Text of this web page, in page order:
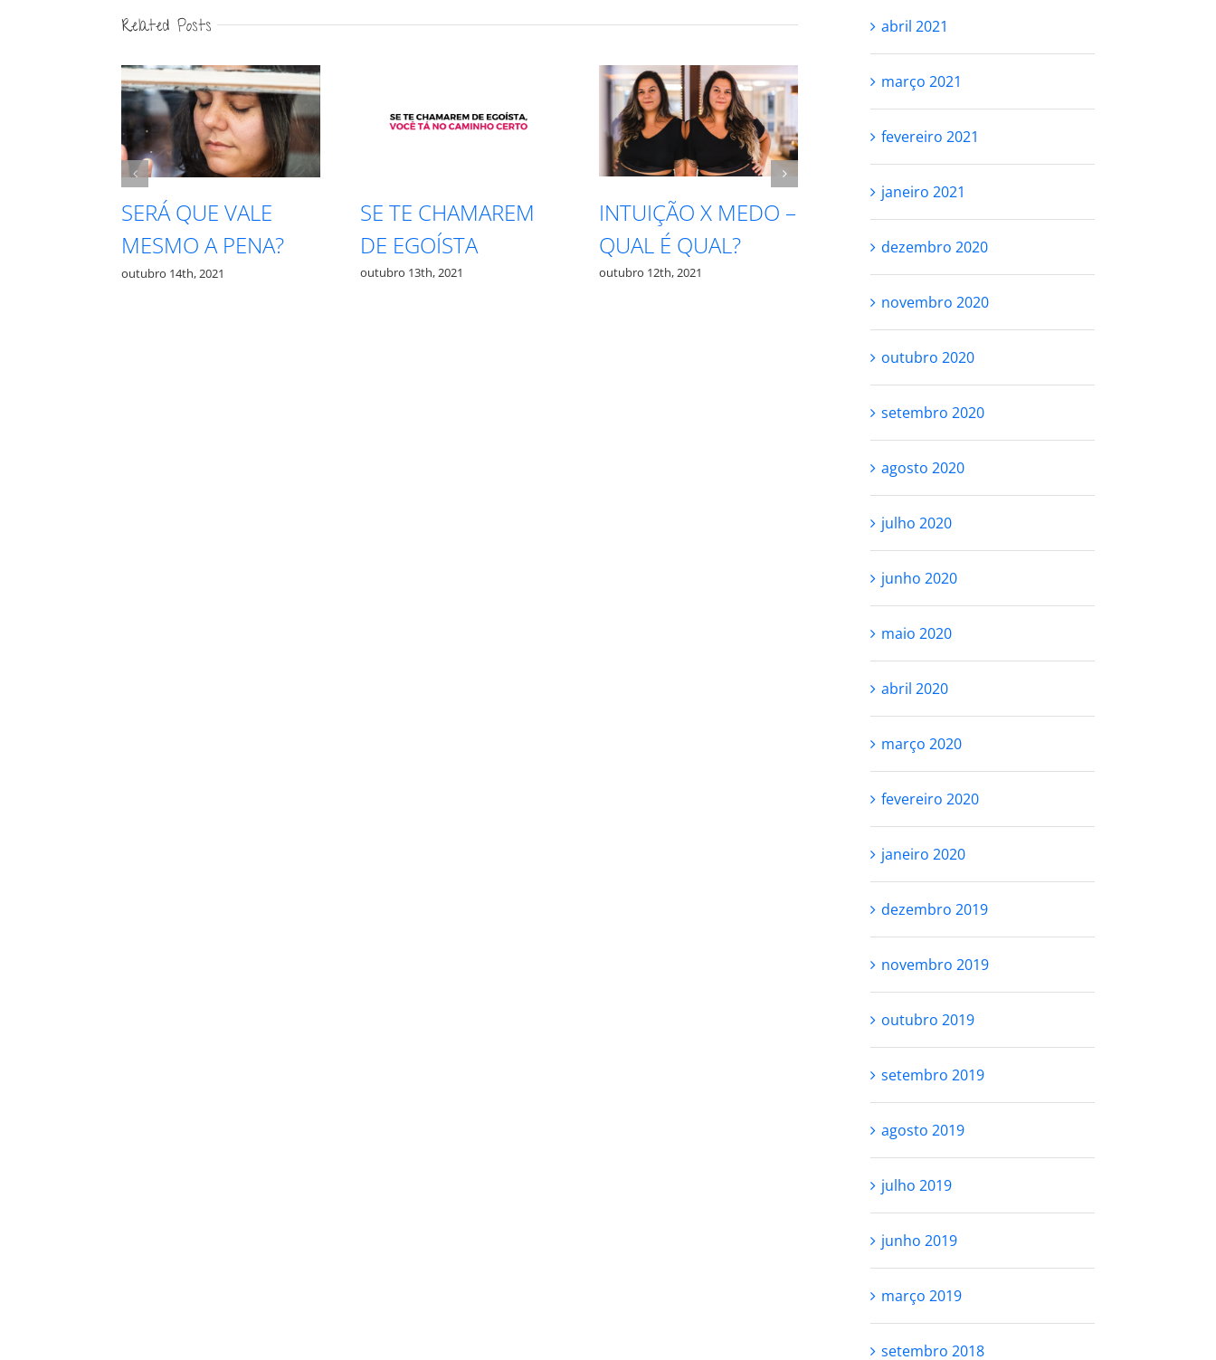
Related Posts
SERÁ QUE VALE
MESMO A PENA?
outubro 14th, 2021
SE TE CHAMAREM
DE EGOÍSTA
outubro 13th, 2021
INTUIÇÃO X MEDO –
QUAL É QUAL?
outubro 12th, 2021
RESPEITE SEU
PROCESSO
outubro 27th, 2021
VOCÊ NÃO
SE AMAR
abril 2021
março 2021
fevereiro 2021
janeiro 2021
dezembro 2020
novembro 2020
outubro 2020
setembro 2020
agosto 2020
julho 2020
junho 2020
maio 2020
abril 2020
março 2020
fevereiro 2020
janeiro 2020
dezembro 2019
novembro 2019
outubro 2019
setembro 2019
agosto 2019
julho 2019
junho 2019
março 2019
setembro 2018